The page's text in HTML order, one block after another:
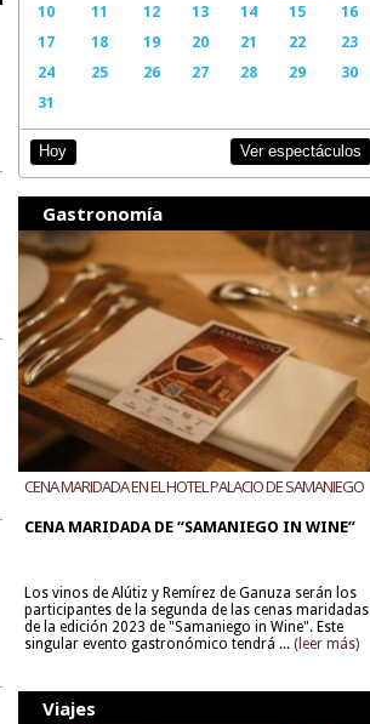
10
11 12 13 14 15
16
17
18 19 20 21 22
23
24
25 26 27 28 29
30
31
Hoy Ver espectáculos
Gastronomía
CENA MARIDADA EN EL HOTEL PALACIO DE SAMANIEGO
CENA MARIDADA DE “SAMANIEGO IN WINE”
Los vinos de Alútiz y Remírez de Ganuza serán los
participantes de la segunda de las cenas maridadas
de la edición 2023 de "Samaniego in Wine". Este
singular evento gastronómico tendrá ... (leer más)
Viajes